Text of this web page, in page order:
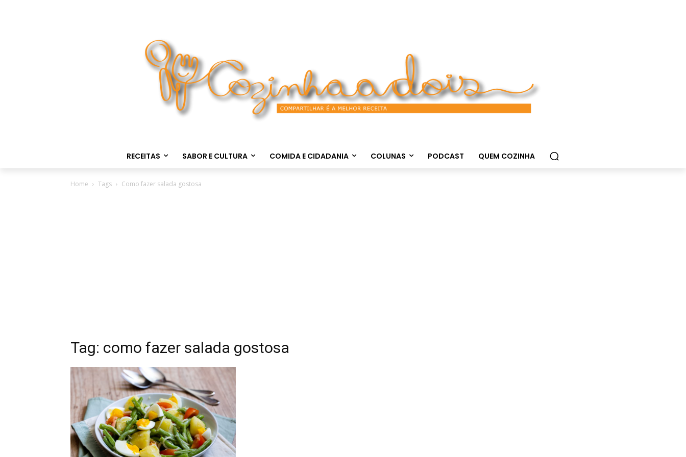
RECEITAS SABOR E CULTURA COMIDA E CIDADANIA COLUNAS PODCAST QUEM COZINHA
Home Tags Como fazer salada gostosa
Tag: como fazer salada gostosa